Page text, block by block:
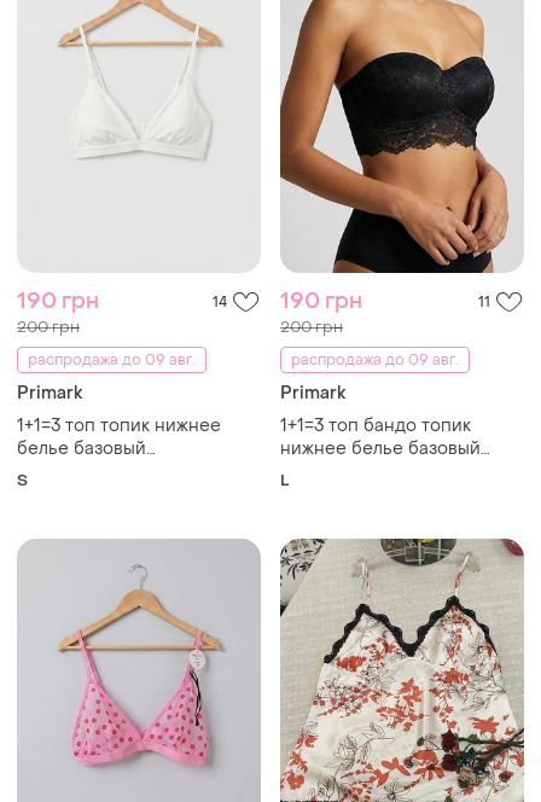
190 грн 14
200 грн
распродажа до 09 авг.
Primark
1+1=3 топ топик нижнее
белье базовый
классический primark сток
S
190 грн 11
200 грн
распродажа до 09 авг.
Primark
1+1=3 топ бандо топик
нижнее белье базовый
классический primark сток
L